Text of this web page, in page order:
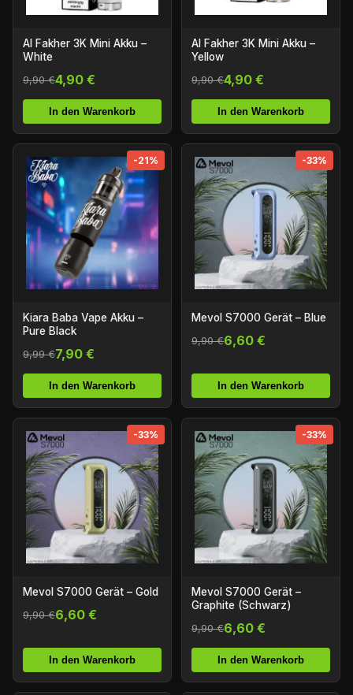
Al Fakher 3K Mini Akku –
White
9,90 €4,90 €
In den Warenkorb
Al Fakher 3K Mini Akku –
Yellow
9,90 €4,90 €
In den Warenkorb
-21%
Kiara Baba Vape Akku –
Pure Black
9,99 €7,90 €
In den Warenkorb
-33%
Mevol S7000 Gerät – Blue
9,90 €6,60 €
In den Warenkorb
-33%
Mevol S7000 Gerät – Gold
9,90 €6,60 €
In den Warenkorb
-33%
Mevol S7000 Gerät –
Graphite (Schwarz)
9,90 €6,60 €
In den Warenkorb